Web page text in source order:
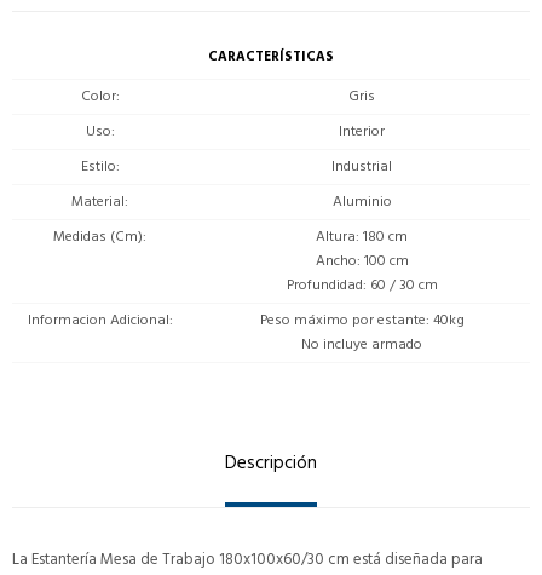
CARACTERÍSTICAS
Color
Gris
Uso
Interior
Estilo
Industrial
Material
Aluminio
Medidas (Cm)
Altura: 180 cm
Ancho: 100 cm
Profundidad: 60 / 30 cm
Informacion Adicional
Peso máximo por estante: 40kg
No incluye armado
Descripción
La Estantería Mesa de Trabajo 180x100x60/30 cm está diseñada para